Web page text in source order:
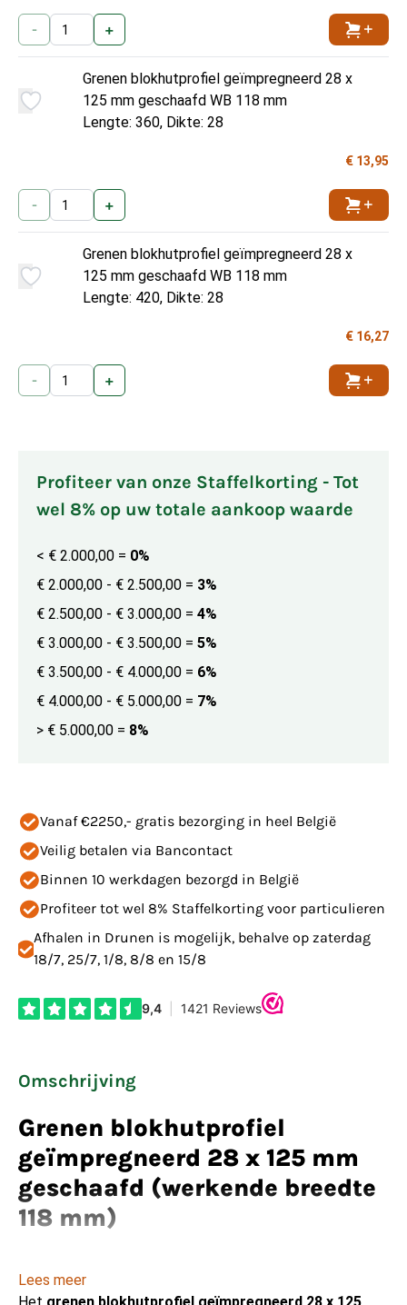
- +
Grenen blokhutprofiel geïmpregneerd 28 x
125 mm geschaafd WB 118 mm
Lengte: 360, Dikte: 28
€ 13,95
- +
Grenen blokhutprofiel geïmpregneerd 28 x
125 mm geschaafd WB 118 mm
Lengte: 420, Dikte: 28
€ 16,27
- +
Profiteer van onze Staffelkorting - Tot
wel 8% op uw totale aankoop waarde
< € 2.000,00 = 0%
€ 2.000,00 - € 2.500,00 = 3%
€ 2.500,00 - € 3.000,00 = 4%
€ 3.000,00 - € 3.500,00 = 5%
€ 3.500,00 - € 4.000,00 = 6%
€ 4.000,00 - € 5.000,00 = 7%
> € 5.000,00 = 8%
Vanaf €2250,- gratis bezorging in heel België
Veilig betalen via Bancontact
Binnen 10 werkdagen bezorgd in België
Profiteer tot wel 8% Staffelkorting voor particulieren
Afhalen in Drunen is mogelijk, behalve op zaterdag
18/7, 25/7, 1/8, 8/8 en 15/8
Omschrijving
Grenen blokhutprofiel
geïmpregneerd 28 x 125 mm
geschaafd (werkende breedte
118 mm)
Lees meer